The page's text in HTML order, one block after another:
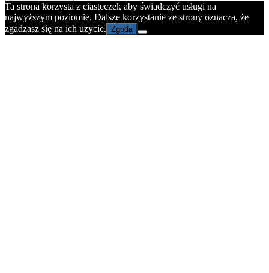
Ta strona korzysta z ciasteczek aby świadczyć usługi na
najwyższym poziomie. Dalsze korzystanie ze strony oznacza, że
zgadzasz się na ich użycie. Zgoda